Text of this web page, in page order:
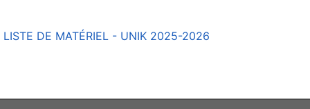
LISTE DE MATÉRIEL - UNIK 2025-2026